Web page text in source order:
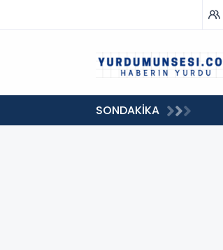
SONDAKİKA
milyon 549 bin 594 TL. bağış